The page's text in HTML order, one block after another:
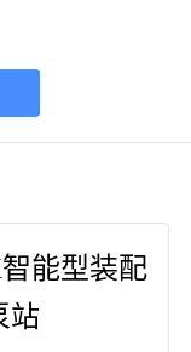
智能型装配
站